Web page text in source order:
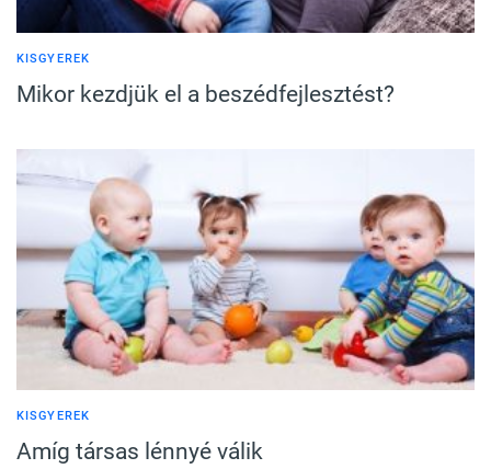
KISGYEREK
Mikor kezdjük el a beszédfejlesztést?
KISGYEREK
Amíg társas lénnyé válik